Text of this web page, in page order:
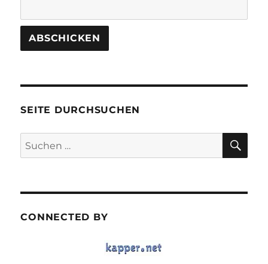
SEITE DURCHSUCHEN
Suchen
nach:
CONNECTED BY